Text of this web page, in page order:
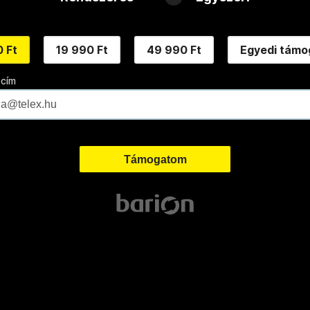
Ft 19 990 Ft 49 990 Ft Egyedi